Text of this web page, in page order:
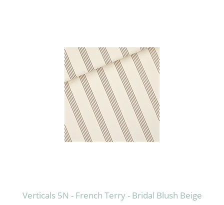
Verticals 5N - French Terry - Bridal Blush Beige